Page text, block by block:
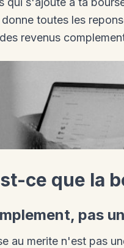
toutes les
revenus
ce que la
pas
au merite n'est pas